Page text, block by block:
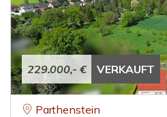
229.000,- € VERKAUFT
Parthenstein